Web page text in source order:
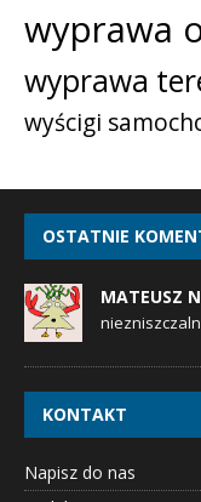
wyprawa
wyprawa
wyścigi
OSTATNIE
MATEUSZ
KONTAKT
Napisz do nas